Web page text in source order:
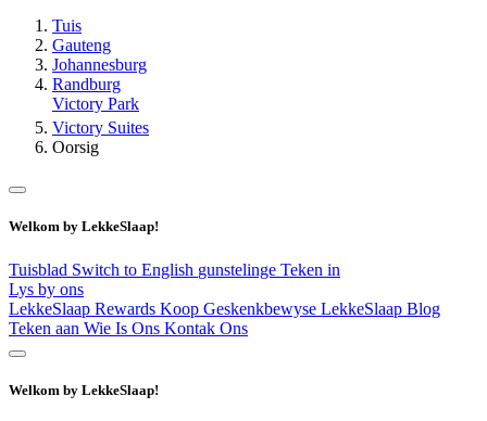
Tuis
Gauteng
Johannesburg
Randburg
Victory Park
Victory Suites
Oorsig
Welkom by LekkeSlaap!
Tuisblad Switch to English gunstelinge Teken in
Lys by ons
LekkeSlaap Rewards Koop Geskenkbewyse LekkeSlaap Blog
Teken aan Wie Is Ons Kontak Ons
Welkom by LekkeSlaap!